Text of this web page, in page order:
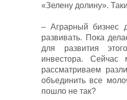
«Зелену долину».
– Аграрный бизнес
развивать. Пока
для развития
инвестора.
рассматриваем
объединить все
пошло не так?